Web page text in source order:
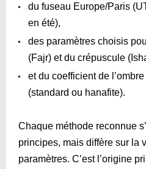
du fuseau Europe/Paris
en été),
des paramètres choisis
(Fajr) et du crépuscule
et du coefficient de
(standard ou hanafite).
Chaque méthode reconnue
principes, mais diffère sur la
paramètres. C’est l’origine